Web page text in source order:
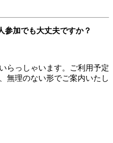
参加でも大丈夫ですか？
らっしゃいます。ご利用予定
無理のない形でご案内いたし